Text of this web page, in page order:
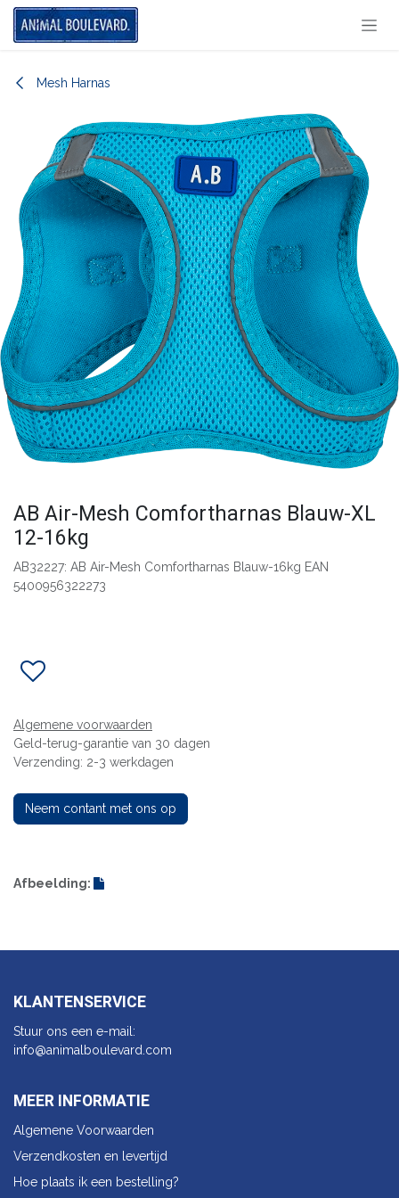
Overslaan naar inhoud
Mesh Harnas
AB Air-Mesh Comfortharnas Blauw-XL
12-16kg
AB32227: AB Air-Mesh Comfortharnas Blauw-16kg EAN
5400956322273
Algemene voorwaarden
Geld-terug-garantie van 30 dagen
Verzending: 2-3 werkdagen
Neem contant met ons op
Afbeelding:
KLANTENSERVICE
Stuur ons een e-mail:
info@animalbo​ulevard.com
MEER INFORMATIE
Algemene Voorwaarden
Verzendkosten en levertijd
Hoe plaats ik een bestelling?